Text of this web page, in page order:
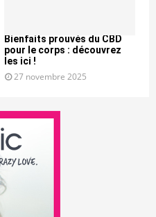
Bienfaits prouvés du CBD
pour le corps : découvrez
les ici !
27 novembre 2025